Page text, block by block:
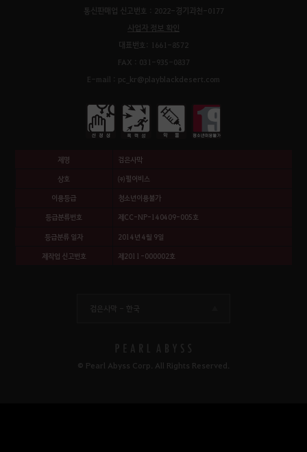
통신판매업 신고번호 : 2022-경기과천-0177
사업자 정보 확인
대표번호: 1661-8572
FAX : 031-935-0837
E-mail : pc_kr@playblackdesert.com
제명 검은사막
상호 ㈜펄어비스
이용등급 청소년이용불가
등급분류번호 제CC-NP-140409-005호
등급분류 일자 2014년 4월 9일
제작업 신고번호 제2011-000002호
검은사막 - 한국
© Pearl Abyss Corp. All Rights Reserved.